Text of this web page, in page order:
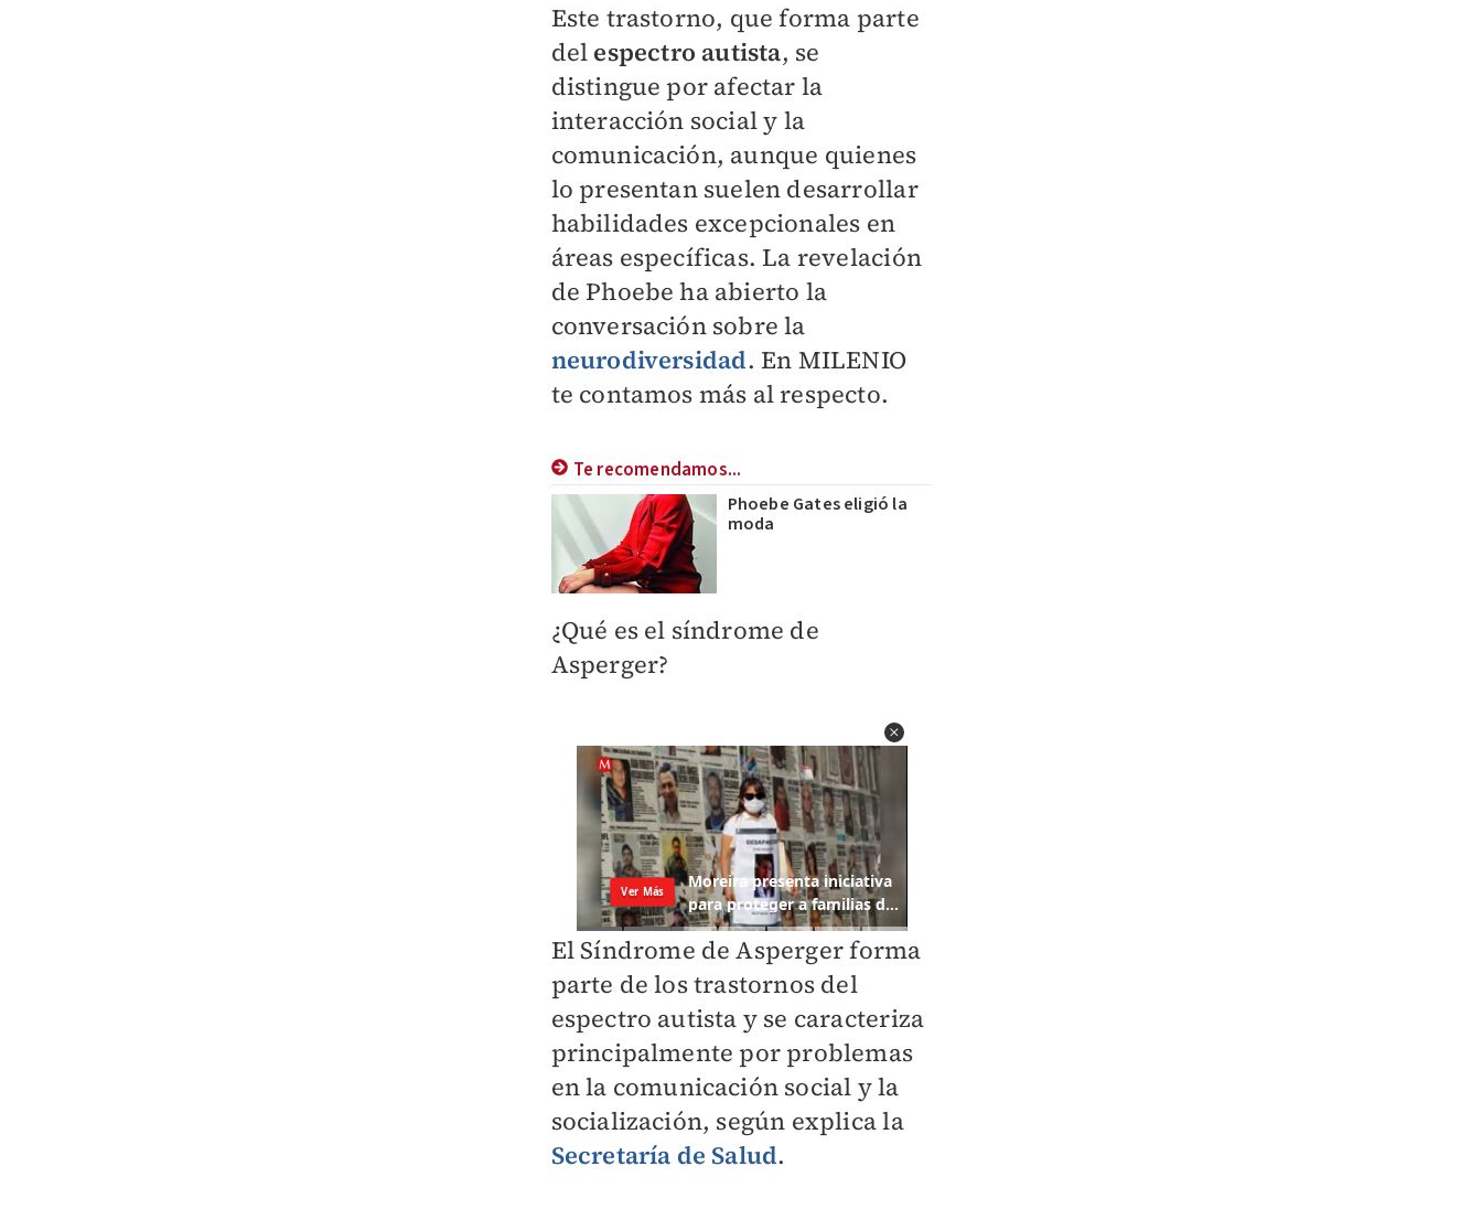
Este trastorno, que forma parte
del espectro autista, se
distingue por afectar la
interacción social y la
comunicación, aunque quienes
lo presentan suelen desarrollar
habilidades excepcionales en
áreas específicas. La revelación
de Phoebe ha abierto la
conversación sobre la
neurodiversidad. En MILENIO
te contamos más al respecto.
Te recomendamos...
Phoebe Gates eligió la
moda
​¿Qué es el síndrome de
Asperger?
El Síndrome de Asperger forma
parte de los trastornos del
espectro autista y se caracteriza
principalmente por problemas
en la comunicación social y la
socialización, según explica la
Secretaría de Salud.